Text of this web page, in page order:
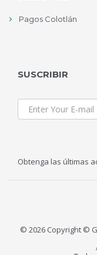
Pagos Colotlán
SUSCRIBIR
Obtenga las últimas
© 2026 Copyright ©